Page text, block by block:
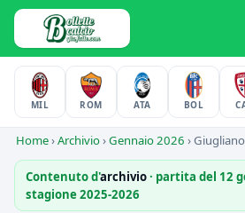
MIL ROM ATA BOL
Home›Archivio›Gennaio 2026 ›
Contenuto d'archivio· partita del 12
stagione 2025-2026